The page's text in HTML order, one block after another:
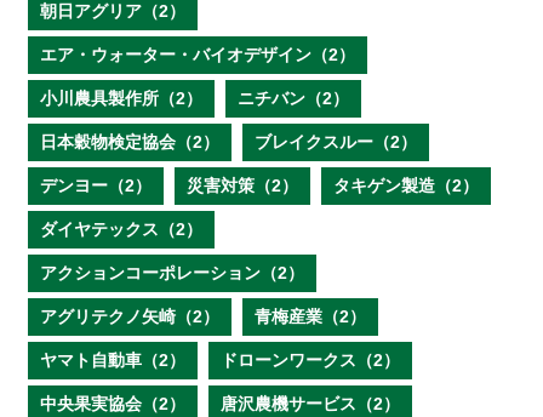
朝日アグリア（2）
エア・ウォーター・バイオデザイン（2）
小川農具製作所（2） ニチバン（2）
日本穀物検定協会（2） ブレイクスルー（2）
デンヨー（2） 災害対策（2） タキゲン製造（2）
ダイヤテックス（2）
アクションコーポレーション（2）
アグリテクノ矢崎（2） 青梅産業（2）
ヤマト自動車（2） ドローンワークス（2）
中央果実協会（2） 唐沢農機サービス（2）